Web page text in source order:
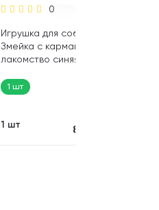
0
Игрушка для собак Mr.Kranch
Змейка с карманами под
лакомство синяя 96 см (1 шт)
1 шт
1 шт 864